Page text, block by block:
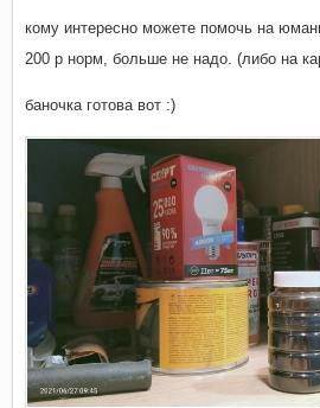
кому интересно можете помочь на
200 р норм, больше не надо. (либо на
баночка готова вот :)